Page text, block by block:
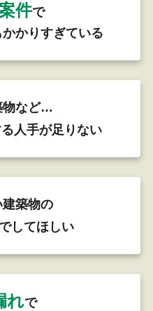
件で
かりすぎている
物など…
人手が足りない
建築物の
してほしい
れで